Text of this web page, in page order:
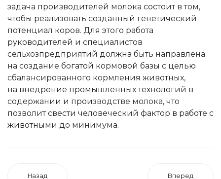
задача производителей молока состоит в том,
чтобы реализовать созданный генетический
потенциал коров. Для этого работа
руководителей и специалистов
сельхозпредприятий должна быть направлена
на создание богатой кормовой базы с целью
сбалансированного кормления животных,
на внедрение промышленных технологий в
содержании и производстве молока, что
позволит свести человеческий фактор в работе с
животными до минимума.
Назад Вперед